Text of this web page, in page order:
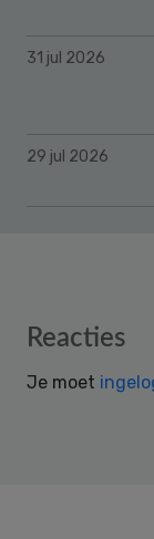
31 jul 2026
29 jul 2026
Reader
Reacties
Je moet